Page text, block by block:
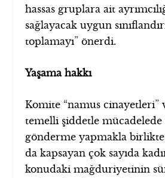
hassas gruplara ait
sağlayacak uygun
toplamayı” önerdi.
Yaşama hakkı
Komite “namus cinayetleri”
temelli şiddetle
gönderme yapmakla birlikte,
da kapsayan çok sayıda
konudaki mağduriyetinin